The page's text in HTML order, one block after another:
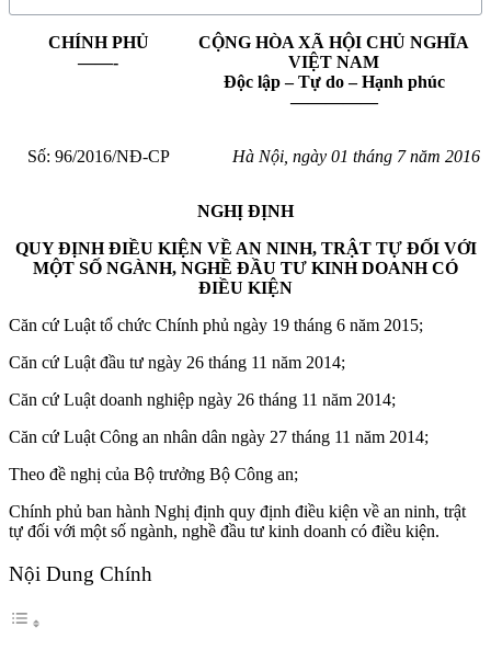
CHÍNH PHỦ
——-
CỘNG HÒA XÃ HỘI CHỦ NGHĨA
VIỆT NAM
Độc lập – Tự do – Hạnh phúc
—————
Số: 96/2016/NĐ-CP Hà Nội, ngày 01 tháng 7 năm 2016
NGHỊ ĐỊNH
QUY ĐỊNH ĐIỀU KIỆN VỀ AN NINH, TRẬT TỰ ĐỐI VỚI
MỘT SỐ NGÀNH, NGHỀ ĐẦU TƯ KINH DOANH CÓ
ĐIỀU KIỆN
Căn cứ Luật tổ chức Chính phủ ngày 19 tháng 6 năm 2015;
Căn cứ Luật đầu tư ngày 26 tháng 11 năm 2014;
Căn cứ Luật doanh nghiệp ngày 26 tháng 11 năm 2014;
Căn cứ Luật Công an nhân dân ngày 27 tháng 11 năm 2014;
Theo đề nghị của Bộ trưởng Bộ Công an;
Chính phủ ban hành Nghị định quy định điều kiện về an ninh, trật
tự đối với một số ngành, nghề đầu tư kinh doanh có điều kiện.
Nội Dung Chính